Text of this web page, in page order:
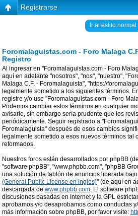
Registrarse
Ir al estilo normal
Foromalaguistas.com - Foro Malaga
Registro
Al ingresar en "Foromalaguistas.com - Foro
aquí en adelante "nosotros", "nos", "nuestro",
Malaga C.F. - Foromalaguista", "https://
legalmente sometido a los siguientes términos.
registre y/o use "Foromalaguistas.com - Foro
Podemos cambiar estos términos en cualquier
avisarle, sin embargo sería prudente que los
periódicamente. Seguir registrado a
Foromalaguista" después de esos cambios
legalmente sometido a esos nuevos términos tal
reformados.
Nuestros foros están desarrollados por phpBB
"software phpBB", "www.phpbb.com", "phpBB
una solución de tablón de anuncios liberada
(General Public License en inglés)" (de aquí en
descargada de www.phpbb.com. El software
discusiones basadas en Internet y la GPL
aprobamos y/o desaprobamos como conductas
más información sobre phpBB, por favor visite: